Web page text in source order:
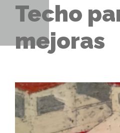
Techo
mejoras